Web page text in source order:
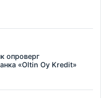
опроверг
«Oltin Oy Kredit»